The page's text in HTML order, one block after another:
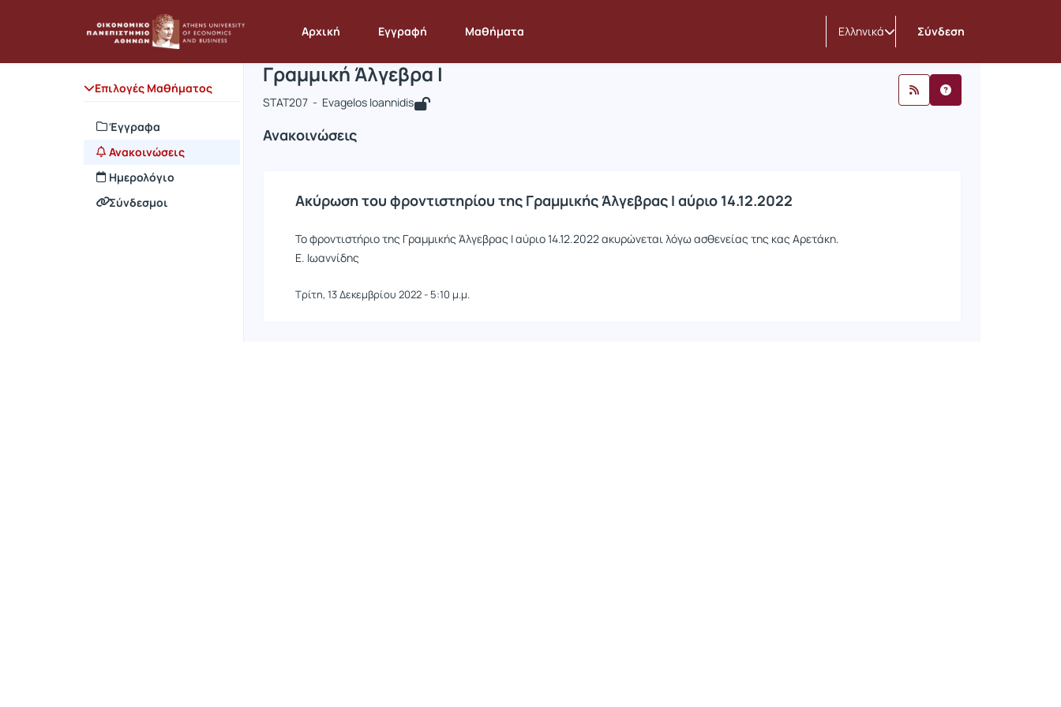
Αρχική Εγγραφή Μαθήματα Ελληνικά Σύνδεση
Επιλογές Μαθήματος
Έγγραφα
Ανακοινώσεις
Ημερολόγιο
Σύνδεσμοι
Αρχική Σελίδα Γραμμική Άλγεβρα Ι Ανακοινώσεις
Μάθημα : Γραμμική Άλγεβρα Ι
Κωδικός : STAT207
Γραμμική Άλγεβρα Ι
STAT207 - Evagelos Ioannidis
Ανακοινώσεις
Ακύρωση του φροντιστηρίου της Γραμμικής Άλγεβρας Ι αύριο 14.12.2022
Το φροντιστήριο της Γραμμικής Άλγεβρας Ι αύριο 14.12.2022 ακυρώνεται λόγω ασθενείας της κας Αρετάκη.
Ε. Ιωαννίδης
Τρίτη, 13 Δεκεμβρίου 2022 - 5:10 μ.μ.